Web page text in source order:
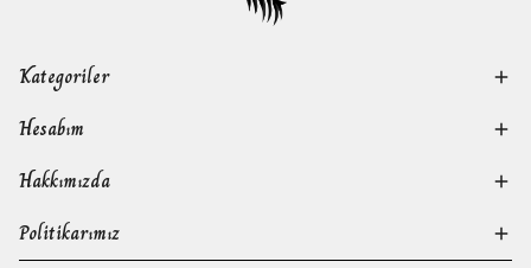
Kategoriler
Hesabım
Hakkımızda
Politikarımız